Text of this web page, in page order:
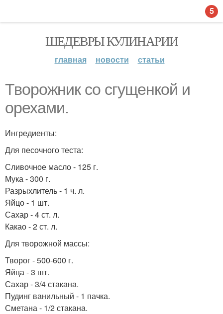
ШЕДЕВРЫ КУЛИНАРИИ
главная новости статьи
Творожник со сгущенкой и
орехами.
Ингредиенты:
Для песочного теста:
Сливочное масло - 125 г.
Мука - 300 г.
Разрыхлитель - 1 ч. л.
Яйцо - 1 шт.
Сахар - 4 ст. л.
Какао - 2 ст. л.
Для творожной массы:
Творог - 500-600 г.
Яйца - 3 шт.
Сахар - 3/4 стакана.
Пудинг ванильный - 1 пачка.
Сметана - 1/2 стакана.
5